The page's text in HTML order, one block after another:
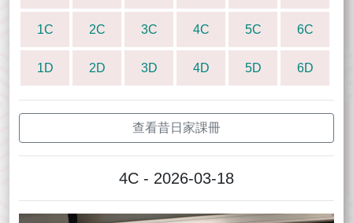
1C 2C 3C 4C 5C 6C
1D 2D 3D 4D 5D 6D
查看昔日家課冊
4C - 2026-03-18